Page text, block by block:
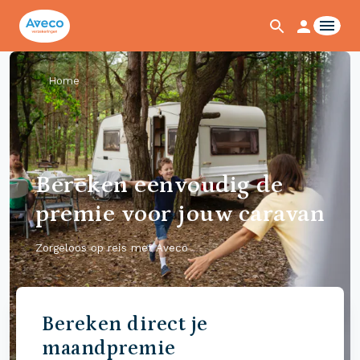
Home
Bereken eenvoudig de
premie voor jouw caravan
Zorgeloos op reis met Aveco
Bereken direct je
maandpremie